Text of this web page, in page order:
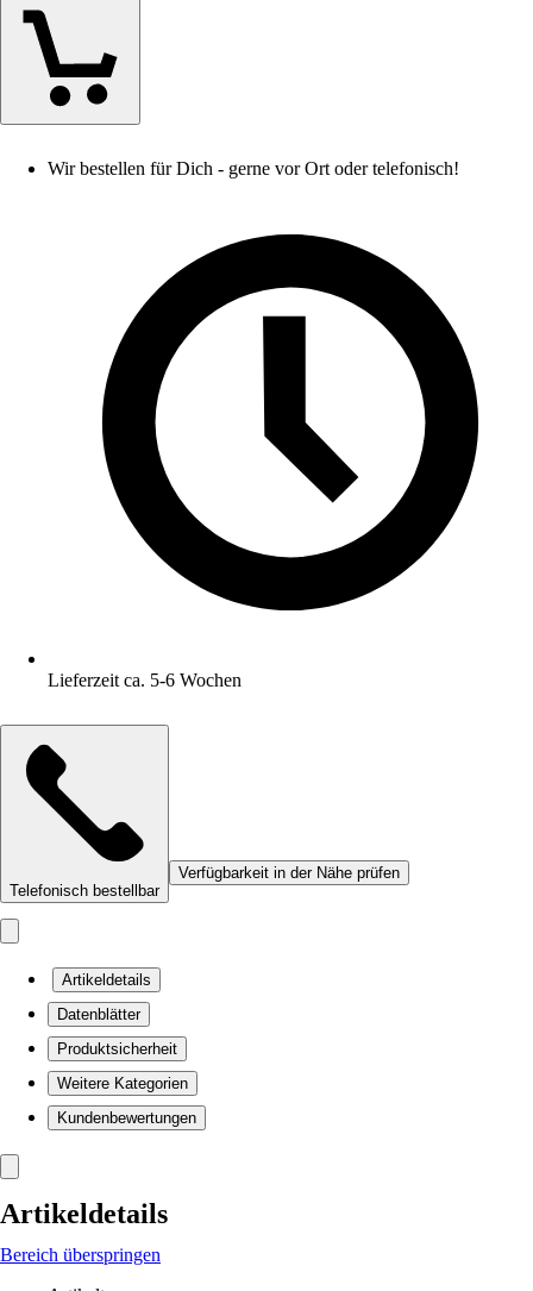
Wir bestellen für Dich - gerne vor Ort oder telefonisch!
Lieferzeit ca. 5-6 Wochen
Telefonisch bestellbar
Verfügbarkeit in der Nähe prüfen
Artikeldetails
Datenblätter
Produktsicherheit
Weitere Kategorien
Kundenbewertungen
Artikeldetails
Bereich überspringen